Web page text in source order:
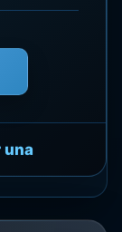
una